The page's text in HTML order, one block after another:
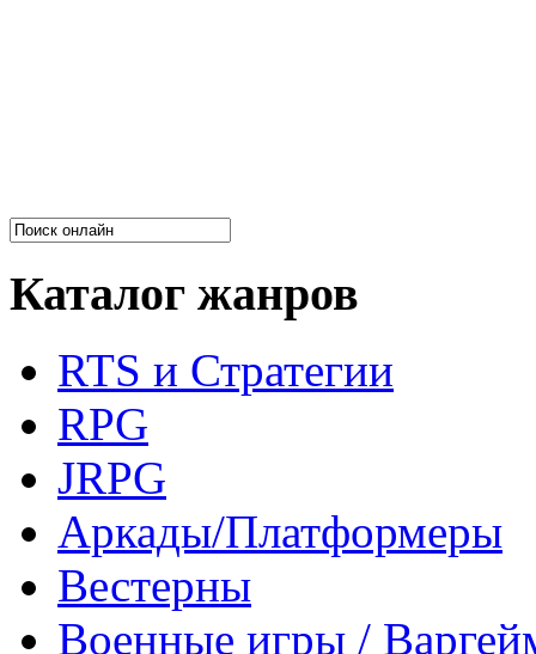
Каталог жанров
RTS и Стратегии
RPG
JRPG
Аркады/Платформеры
Вестерны
Военные игры /